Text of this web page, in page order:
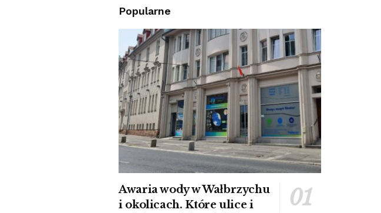
Popularne
Awaria wody w Wałbrzychu
i okolicach. Które ulice i